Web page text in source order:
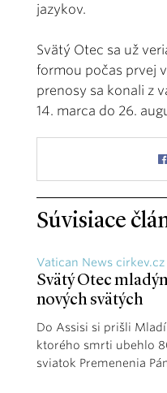
jazykov.
Svätý Otec sa už
formou počas prvej
prenosy sa konali z
14. marca do 26.
Súvisiace
Vatican News cirkev.cz
Svätý Otec
nových svätých
Do Assisi si prišli
ktorého smrti ubehlo
sviatok Premenenia